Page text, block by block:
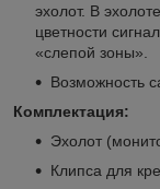
эхолот. В
цветности
«слепой зоны».
Возможность
Комплектация:
Эхолот
Клипса для